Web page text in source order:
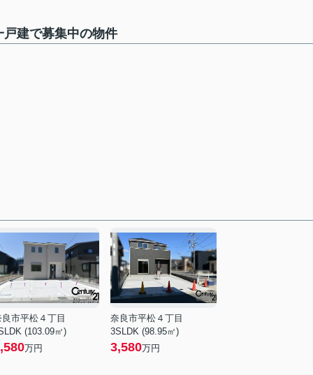
建で募集中の物件
良市平松４丁目
(103.09㎡)
万円
奈良市平松４丁目
3SLDK (98.95㎡)
3,580万円